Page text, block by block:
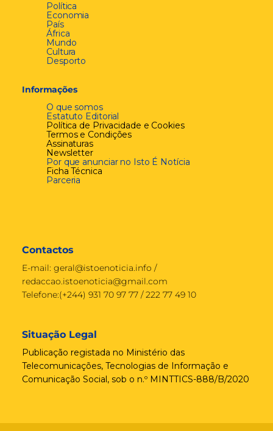
Política
Economia
País
África
Mundo
Cultura
Desporto
Informações
O que somos
Estatuto Editorial
Política de Privacidade e Cookies
Termos e Condições
Assinaturas
Newsletter
Por que anunciar no Isto É Notícia
Ficha Técnica
Parceria
Contactos
E-mail: geral@istoenoticia.info /
redaccao.istoenoticia@gmail.com
Telefone:(+244) 931 70 97 77 / 222 77 49 10
Situação Legal
Publicação registada no Ministério das
Telecomunicações, Tecnologias de Informação e
Comunicação Social, sob o n.º MINTTICS-888/B/2020